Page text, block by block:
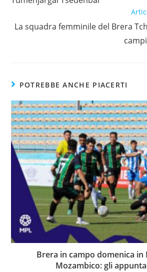
La squadra femminile del Brera
POTREBBE ANCHE PIACERTI
Brera in campo domenica in
Mozambico: gli